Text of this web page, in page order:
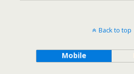
Back to top
Mobile